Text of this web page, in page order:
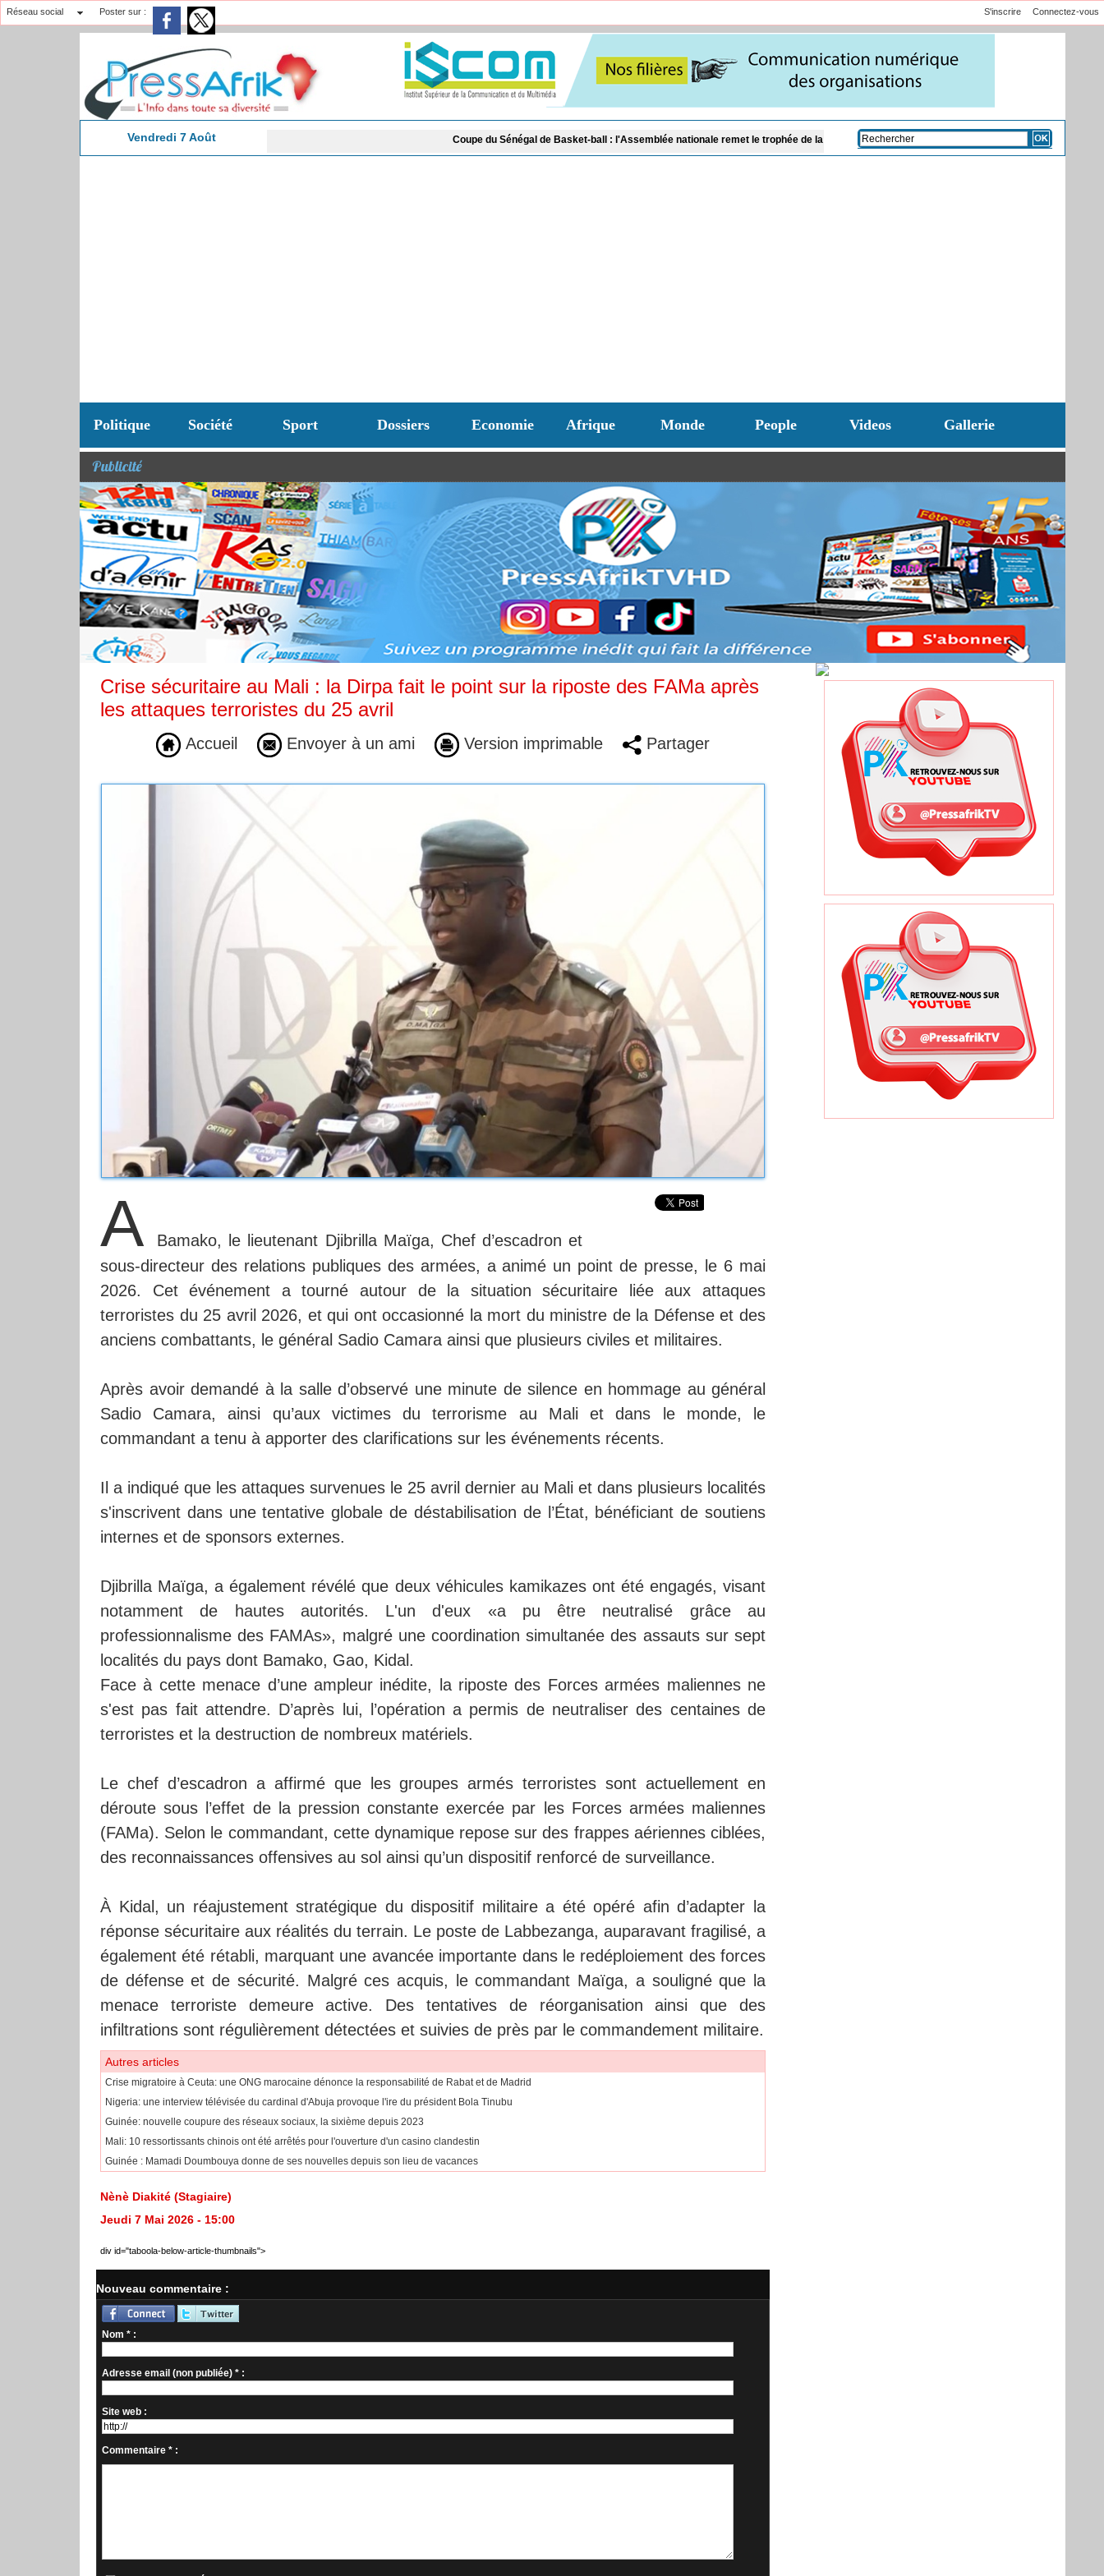
Réseau social Poster sur : Connectez-vous
S'inscrire
Vendredi 7 Août Coupe du Sénégal de Basket-ball : l'Assemblée nationale remet le trophée de la finale Dames Justice : Khadim Bâ, directeur général de Locafrique, remis
Politique Société Sport Dossiers Economie Afrique Monde People Videos Gallerie
Publicité
Crise sécuritaire au Mali : la Dirpa fait le point sur la riposte des FAMa après
les attaques terroristes du 25 avril
Accueil Envoyer à un ami Version imprimable Partager
A
Bamako, le lieutenant Djibrilla Maïga, Chef d’escadron et
sous-directeur des relations publiques des armées, a animé un point de presse, le 6 mai
2026. Cet événement a tourné autour de la situation sécuritaire liée aux attaques
terroristes du 25 avril 2026, et qui ont occasionné la mort du ministre de la Défense et des
anciens combattants, le général Sadio Camara ainsi que plusieurs civiles et militaires.
Après avoir demandé à la salle d’observé une minute de silence en hommage au général
Sadio Camara, ainsi qu’aux victimes du terrorisme au Mali et dans le monde, le
commandant a tenu à apporter des clarifications sur les événements récents.
Il a indiqué que les attaques survenues le 25 avril dernier au Mali et dans plusieurs localités
s'inscrivent dans une tentative globale de déstabilisation de l’État, bénéficiant de soutiens
internes et de sponsors externes.
Djibrilla Maïga, a également révélé que deux véhicules kamikazes ont été engagés, visant
notamment de hautes autorités. L'un d'eux «a pu être neutralisé grâce au
professionnalisme des FAMAs», malgré une coordination simultanée des assauts sur sept
localités du pays dont Bamako, Gao, Kidal.
Face à cette menace d’une ampleur inédite, la riposte des Forces armées maliennes ne
s'est pas fait attendre. D’après lui, l’opération a permis de neutraliser des centaines de
terroristes et la destruction de nombreux matériels.
Le chef d’escadron a affirmé que les groupes armés terroristes sont actuellement en
déroute sous l’effet de la pression constante exercée par les Forces armées maliennes
(FAMa). Selon le commandant, cette dynamique repose sur des frappes aériennes ciblées,
des reconnaissances offensives au sol ainsi qu’un dispositif renforcé de surveillance.
À Kidal, un réajustement stratégique du dispositif militaire a été opéré afin d’adapter la
réponse sécuritaire aux réalités du terrain. Le poste de Labbezanga, auparavant fragilisé, a
également été rétabli, marquant une avancée importante dans le redéploiement des forces
de défense et de sécurité. Malgré ces acquis, le commandant Maïga, a souligné que la
menace terroriste demeure active. Des tentatives de réorganisation ainsi que des
infiltrations sont régulièrement détectées et suivies de près par le commandement militaire.
Autres articles
Crise migratoire à Ceuta: une ONG marocaine dénonce la responsabilité de Rabat et de Madrid
Nigeria: une interview télévisée du cardinal d'Abuja provoque l'ire du président Bola Tinubu
Guinée: nouvelle coupure des réseaux sociaux, la sixième depuis 2023
Mali: 10 ressortissants chinois ont été arrêtés pour l'ouverture d'un casino clandestin
Guinée : Mamadi Doumbouya donne de ses nouvelles depuis son lieu de vacances
Nènè Diakité (Stagiaire)
Jeudi 7 Mai 2026 - 15:00
div id="taboola-below-article-thumbnails">
Nouveau commentaire :
Nom * :
Adresse email (non publiée) * :
Site web :
Commentaire * :